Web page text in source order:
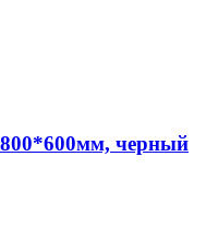
черный